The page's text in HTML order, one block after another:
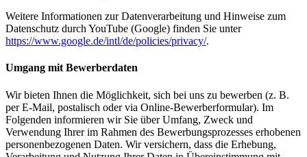
Weitere Informationen zur Datenverarbeitung und Hinweise zum
Datenschutz durch YouTube (Google) finden Sie unter
https://www.google.de/intl/de/policies/privacy/.
Umgang mit Bewerberdaten
Wir bieten Ihnen die Möglichkeit, sich bei uns zu bewerben (z. B.
per E-Mail, postalisch oder via Online-Bewerberformular). Im
Folgenden informieren wir Sie über Umfang, Zweck und
Verwendung Ihrer im Rahmen des Bewerbungsprozesses erhobenen
personenbezogenen Daten. Wir versichern, dass die Erhebung,